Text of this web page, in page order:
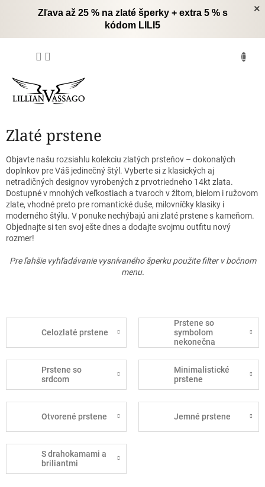
×
Zľava až 25 % na zlaté šperky + extra 5 % s
kódom LILI5
Zlaté prstene
Objavte našu rozsiahlu kolekciu zlatých prsteňov – dokonalých
doplnkov pre Váš jedinečný štýl. Vyberte si z klasických aj
netradičných designov vyrobených z prvotriedneho 14kt zlata.
Dostupné v mnohých veľkostiach a tvaroch v žltom, bielom i ružovom
zlate, vhodné preto pre romantické duše, milovníčky klasiky i
moderného štýlu. V ponuke nechýbajú ani zlaté prstene s kameňom.
Objednajte si ten svoj ešte dnes a dodajte svojmu outfitu nový
rozmer!
Pre ľahšie vyhľadávanie vysnívaného šperku použite filter v bočnom
menu.
Celozlaté prstene
Prstene so
symbolom
nekonečna
Prstene so
srdcom
Minimalistické
prstene
Otvorené prstene Jemné prstene
S drahokamami a
briliantmi